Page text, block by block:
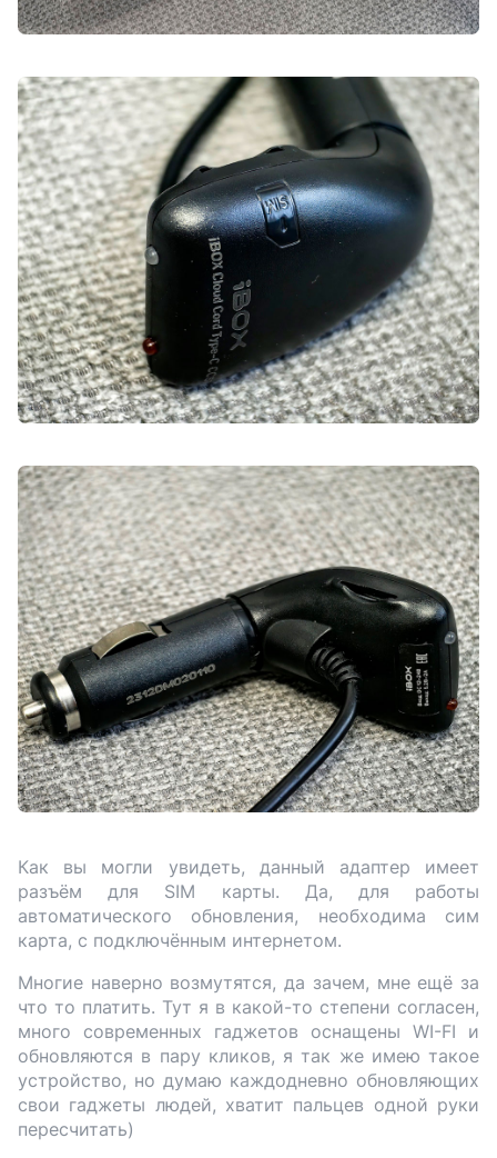
Как вы могли увидеть, данный адаптер имеет
разъём для SIM карты. Да, для работы
автоматического обновления, необходима сим
карта, с подключённым интернетом.
Многие наверно возмутятся, да зачем, мне ещё за
что то платить. Тут я в какой-то степени согласен,
много современных гаджетов оснащены WI-FI и
обновляются в пару кликов, я так же имею такое
устройство, но думаю каждодневно обновляющих
свои гаджеты людей, хватит пальцев одной руки
пересчитать)